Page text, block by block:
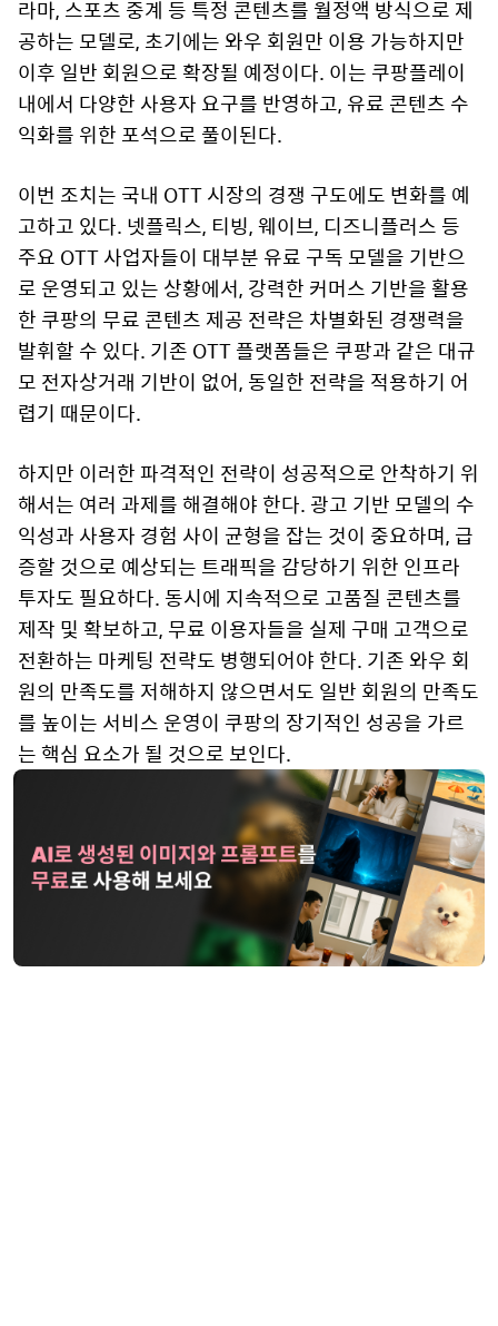
라마, 스포츠 중계 등 특정 콘텐츠를 월정액 방식으로 제
공하는 모델로, 초기에는 와우 회원만 이용 가능하지만
이후 일반 회원으로 확장될 예정이다. 이는 쿠팡플레이
내에서 다양한 사용자 요구를 반영하고, 유료 콘텐츠 수
익화를 위한 포석으로 풀이된다.
이번 조치는 국내 OTT 시장의 경쟁 구도에도 변화를 예
고하고 있다. 넷플릭스, 티빙, 웨이브, 디즈니플러스 등
주요 OTT 사업자들이 대부분 유료 구독 모델을 기반으
로 운영되고 있는 상황에서, 강력한 커머스 기반을 활용
한 쿠팡의 무료 콘텐츠 제공 전략은 차별화된 경쟁력을
발휘할 수 있다. 기존 OTT 플랫폼들은 쿠팡과 같은 대규
모 전자상거래 기반이 없어, 동일한 전략을 적용하기 어
렵기 때문이다.
하지만 이러한 파격적인 전략이 성공적으로 안착하기 위
해서는 여러 과제를 해결해야 한다. 광고 기반 모델의 수
익성과 사용자 경험 사이 균형을 잡는 것이 중요하며, 급
증할 것으로 예상되는 트래픽을 감당하기 위한 인프라
투자도 필요하다. 동시에 지속적으로 고품질 콘텐츠를
제작 및 확보하고, 무료 이용자들을 실제 구매 고객으로
전환하는 마케팅 전략도 병행되어야 한다. 기존 와우 회
원의 만족도를 저해하지 않으면서도 일반 회원의 만족도
를 높이는 서비스 운영이 쿠팡의 장기적인 성공을 가르
는 핵심 요소가 될 것으로 보인다.